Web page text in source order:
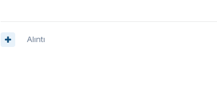
Alıntı